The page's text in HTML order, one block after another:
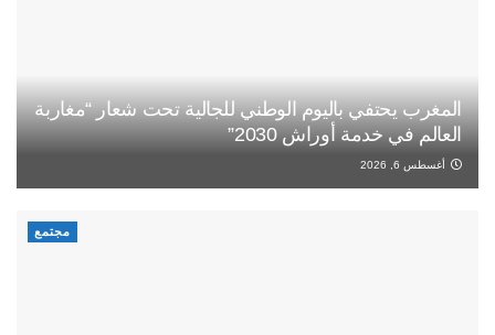
المغرب يحتفي باليوم الوطني للجالية تحت شعار “مغاربة
العالم في خدمة أوراش 2030”
أغسطس 6, 2026
مجتمع